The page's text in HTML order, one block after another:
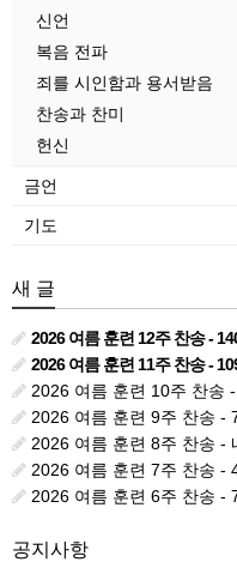
신언
복음 전파
죄를 시인함과 용서받음
찬송과 찬미
헌신
금언
기도
새 글
2026 여름 훈련 12주 찬송 -
2026 여름 훈련 11주 찬송 -
2026 여름 훈련 10주 찬송
2026 여름 훈련 9주 찬송 -
2026 여름 훈련 8주 찬송 - 내 마
2026 여름 훈련 7주 찬송 -
2026 여름 훈련 6주 찬송 -
공지사항